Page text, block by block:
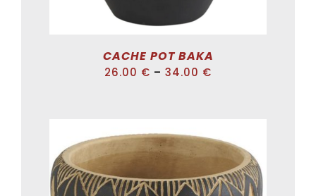
CACHE POT BAKA
26.00 € – 34.00 €